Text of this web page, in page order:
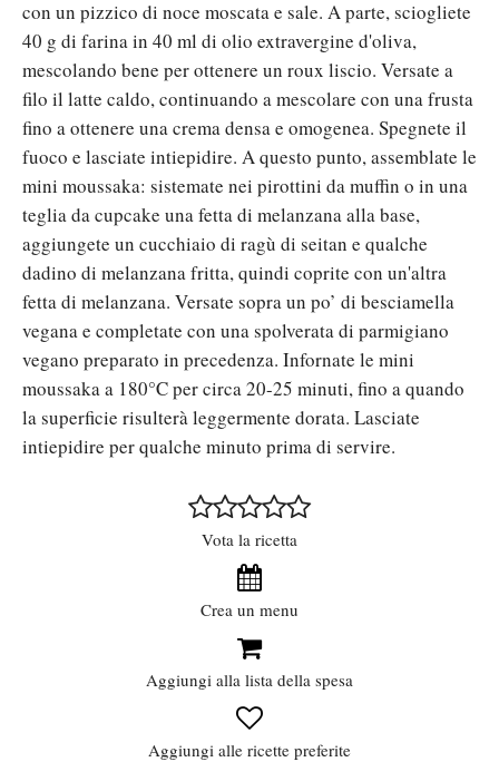
con un pizzico di noce moscata e sale. A parte, sciogliete
40 g di farina in 40 ml di olio extravergine d'oliva,
mescolando bene per ottenere un roux liscio. Versate a
filo il latte caldo, continuando a mescolare con una frusta
fino a ottenere una crema densa e omogenea. Spegnete il
fuoco e lasciate intiepidire. A questo punto, assemblate le
mini moussaka: sistemate nei pirottini da muffin o in una
teglia da cupcake una fetta di melanzana alla base,
aggiungete un cucchiaio di ragù di seitan e qualche
dadino di melanzana fritta, quindi coprite con un'altra
fetta di melanzana. Versate sopra un po’ di besciamella
vegana e completate con una spolverata di parmigiano
vegano preparato in precedenza. Infornate le mini
moussaka a 180°C per circa 20-25 minuti, fino a quando
la superficie risulterà leggermente dorata. Lasciate
intiepidire per qualche minuto prima di servire.
Vota la ricetta
Crea un menu
Aggiungi alla lista della spesa
Aggiungi alle ricette preferite